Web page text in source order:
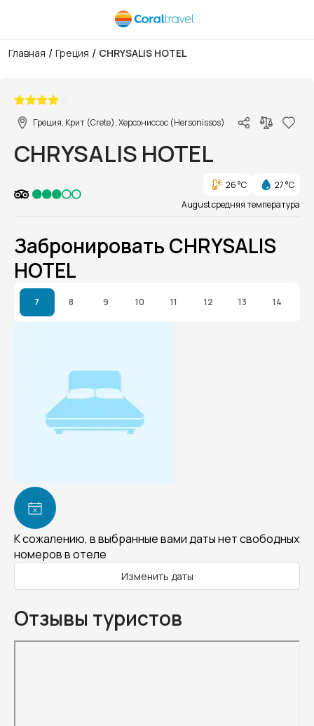
Главная / Греция / CHRYSALIS HOTEL
Греция, Крит (Crete), Херсониссос (Hersonissos)
CHRYSALIS HOTEL
26 °C
27 °C
August средняя температура
Забронировать CHRYSALIS
HOTEL
7 8 9 10 11 12 13 14
К сожалению, в выбранные вами даты нет свободных
номеров в отеле
Изменить даты
Отзывы туристов